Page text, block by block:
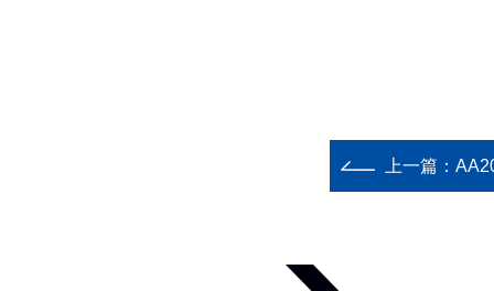
上一篇：